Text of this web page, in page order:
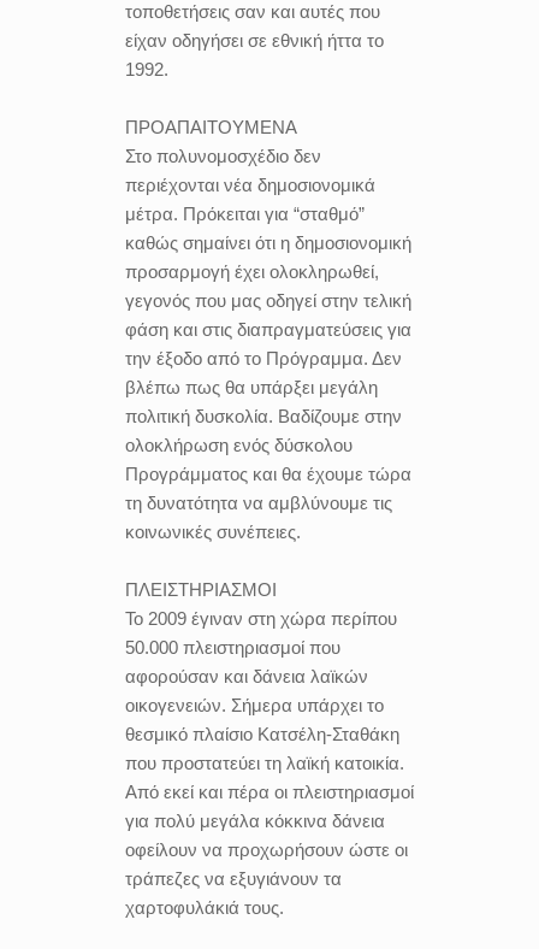
τοποθετήσεις σαν και αυτές που
είχαν οδηγήσει σε εθνική ήττα το
1992.
ΠΡΟΑΠΑΙΤΟΥΜΕΝΑ
Στο πολυνομοσχέδιο δεν
περιέχονται νέα δημοσιονομικά
μέτρα. Πρόκειται για “σταθμό”
καθώς σημαίνει ότι η δημοσιονομική
προσαρμογή έχει ολοκληρωθεί,
γεγονός που μας οδηγεί στην τελική
φάση και στις διαπραγματεύσεις για
την έξοδο από το Πρόγραμμα. Δεν
βλέπω πως θα υπάρξει μεγάλη
πολιτική δυσκολία. Βαδίζουμε στην
ολοκλήρωση ενός δύσκολου
Προγράμματος και θα έχουμε τώρα
τη δυνατότητα να αμβλύνουμε τις
κοινωνικές συνέπειες.
ΠΛΕΙΣΤΗΡΙΑΣΜΟΙ
Το 2009 έγιναν στη χώρα περίπου
50.000 πλειστηριασμοί που
αφορούσαν και δάνεια λαϊκών
οικογενειών. Σήμερα υπάρχει το
θεσμικό πλαίσιο Κατσέλη-Σταθάκη
που προστατεύει τη λαϊκή κατοικία.
Από εκεί και πέρα οι πλειστηριασμοί
για πολύ μεγάλα κόκκινα δάνεια
οφείλουν να προχωρήσουν ώστε οι
τράπεζες να εξυγιάνουν τα
χαρτοφυλάκιά τους.